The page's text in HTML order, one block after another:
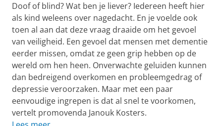
Doof of blind? Wat ben je liever? Iedereen heeft hier
als kind weleens over nagedacht. En je voelde ook
toen al aan dat deze vraag draaide om het gevoel
van veiligheid. Een gevoel dat mensen met dementie
eerder missen, omdat ze geen grip hebben op de
wereld om hen heen. Onverwachte geluiden kunnen
dan bedreigend overkomen en probleemgedrag of
depressie veroorzaken. Maar met een paar
eenvoudige ingrepen is dat al snel te voorkomen,
vertelt promovenda Janouk Kosters.